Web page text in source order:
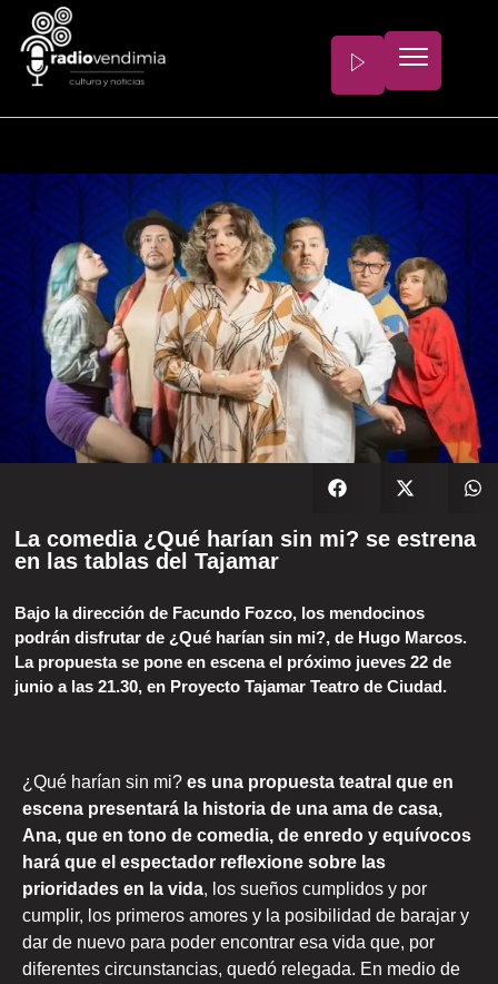
La comedia ¿Qué harían sin mi? se estrena
en las tablas del Tajamar
Bajo la dirección de Facundo Fozco, los mendocinos
podrán disfrutar de ¿Qué harían sin mi?, de Hugo Marcos.
La propuesta se pone en escena el próximo jueves 22 de
junio a las 21.30, en Proyecto Tajamar Teatro de Ciudad.
¿Qué harían sin mi? es una propuesta teatral que en
escena presentará la historia de una ama de casa,
Ana, que en tono de comedia, de enredo y equívocos
hará que el espectador reflexione sobre las
prioridades en la vida, los sueños cumplidos y por
cumplir, los primeros amores y la posibilidad de barajar y
dar de nuevo para poder encontrar esa vida que, por
diferentes circunstancias, quedó relegada. En medio de